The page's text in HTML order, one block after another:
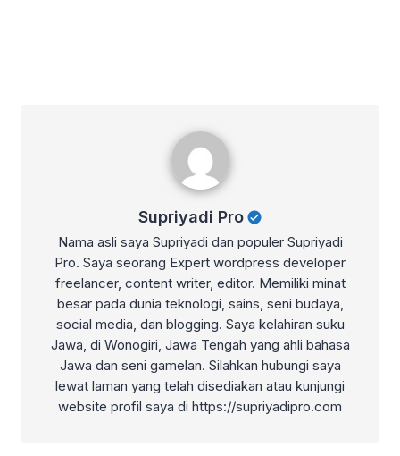
Supriyadi Pro
Nama asli saya Supriyadi dan populer Supriyadi
Pro. Saya seorang Expert wordpress developer
freelancer, content writer, editor. Memiliki minat
besar pada dunia teknologi, sains, seni budaya,
social media, dan blogging. Saya kelahiran suku
Jawa, di Wonogiri, Jawa Tengah yang ahli bahasa
Jawa dan seni gamelan. Silahkan hubungi saya
lewat laman yang telah disediakan atau kunjungi
website profil saya di https://supriyadipro.com